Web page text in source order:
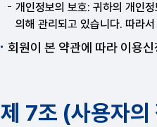
개인정보의 보호: 귀하의 개인
의해 관리되고 있습니다. 따라
회원이 본 약관에 따라 이용
제 7조 (사용자의